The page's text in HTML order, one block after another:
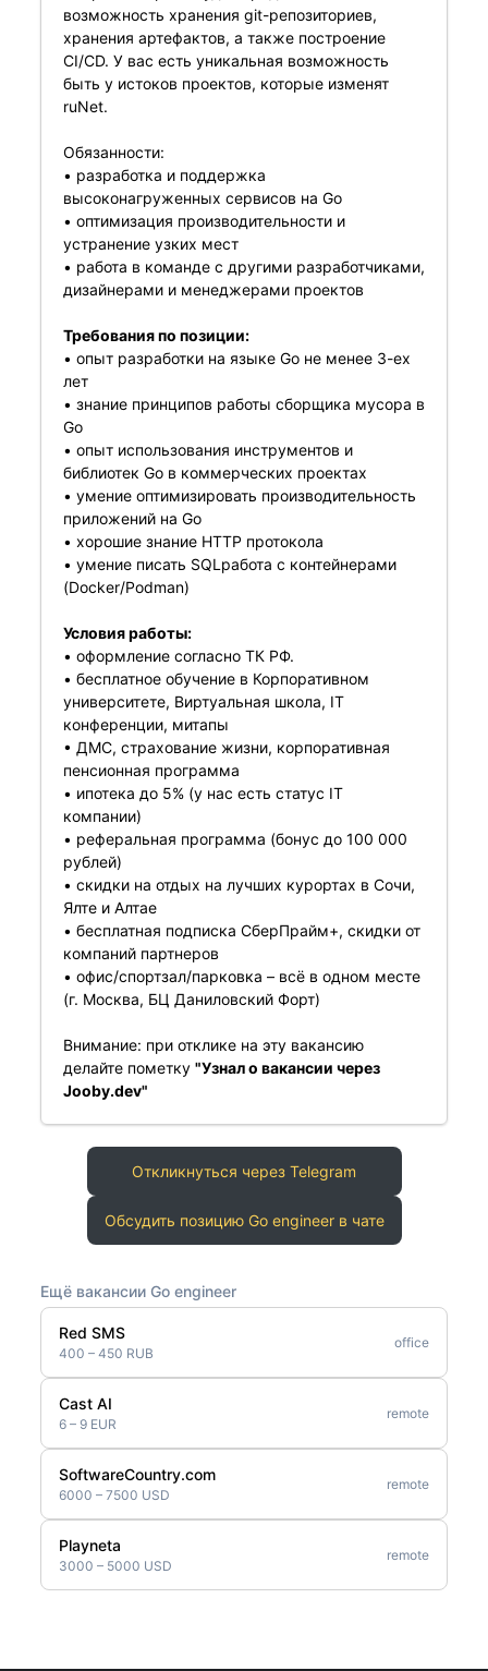
возможность хранения git-репозиториев,
хранения артефактов, а также построение
CI/CD. У вас есть уникальная возможность
быть у истоков проектов, которые изменят
ruNet.
Обязанности:
• разработка и поддержка
высоконагруженных сервисов на Go
• оптимизация производительности и
устранение узких мест
• работа в команде с другими разработчиками,
дизайнерами и менеджерами проектов
Требования по позиции:
• опыт разработки на языке Go не менее 3-ех
лет
• знание принципов работы сборщика мусора в
Go
• опыт использования инструментов и
библиотек Go в коммерческих проектах
• умение оптимизировать производительность
приложений на Go
• хорошие знание HTTP протокола
• умение писать SQLработа с контейнерами
(Docker/Podman)
Условия работы:
• оформление согласно ТК РФ.
• бесплатное обучение в Корпоративном
университете, Виртуальная школа, IT
конференции, митапы
• ДМС, страхование жизни, корпоративная
пенсионная программа
• ипотека до 5% (у нас есть статус IT
компании)
• реферальная программа (бонус до 100 000
рублей)
• скидки на отдых на лучших курортах в Сочи,
Ялте и Алтае
• бесплатная подписка СберПрайм+, скидки от
компаний партнеров
• офис/спортзал/парковка – всё в одном месте
(г. Москва, БЦ Даниловский Форт)
Внимание: при отклике на эту вакансию
делайте пометку "Узнал о вакансии через
Jooby.dev"
Откликнуться через Telegram
Обсудить позицию Go engineer в чате
Ещё вакансии Go engineer
Red SMS
400 – 450 RUB
office
Cast AI
6 – 9 EUR
remote
SoftwareCountry.com
6000 – 7500 USD
remote
Playneta
3000 – 5000 USD
remote